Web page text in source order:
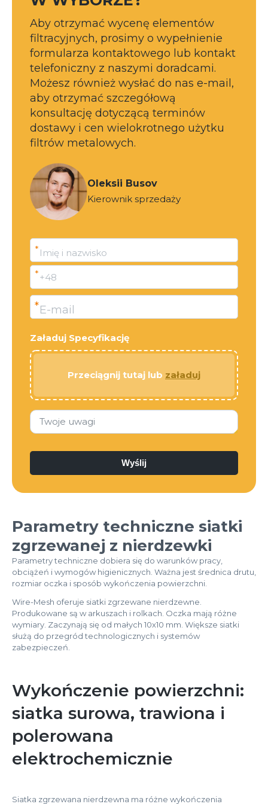
Aby otrzymać wycenę elementów
filtracyjnych, prosimy o wypełnienie
formularza kontaktowego lub kontakt
telefoniczny z naszymi doradcami.
Możesz również wysłać do nas e-mail,
aby otrzymać szczegółową
konsultację dotyczącą terminów
dostawy i cen wielokrotnego użytku
filtrów metalowych.
Oleksii Busov
Kierownik sprzedaży
Imię i nazwisko
*
+48
*
E-mail
*
Załaduj Specyfikację
Przeciągnij tutaj lub załaduj
Twoje uwagi
Parametry techniczne siatki
zgrzewanej z nierdzewki
Parametry techniczne dobiera się do warunków pracy,
obciążeń i wymogów higienicznych. Ważna jest średnica drutu,
rozmiar oczka i sposób wykończenia powierzchni.
Wire-Mesh oferuje siatki zgrzewane nierdzewne.
Produkowane są w arkuszach i rolkach. Oczka mają różne
wymiary. Zaczynają się od małych 10x10 mm. Większe siatki
służą do przegród technologicznych i systemów
zabezpieczeń.
Wykończenie powierzchni:
siatka surowa, trawiona i
polerowana
elektrochemicznie
Siatka zgrzewana nierdzewna ma różne wykończenia